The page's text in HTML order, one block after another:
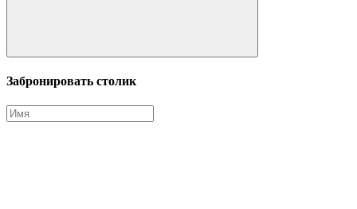
Забронировать столик